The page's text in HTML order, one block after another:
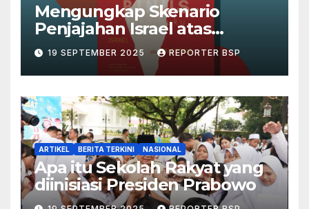
Mengungkap Skenario
Penjajahan Israel atas
Palestina dalam Buku Ilan
Pappé
19 SEPTEMBER 2025 REPORTER BSP
ARTIKEL BERITA TERKINI NASIONAL
Apa itu Sekolah Rakyat yang
diinisiasi Presiden Prabowo